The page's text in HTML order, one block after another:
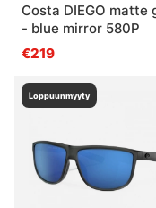
Costa DIEGO matte
- blue mirror 580P
€219
Loppuunmyyty